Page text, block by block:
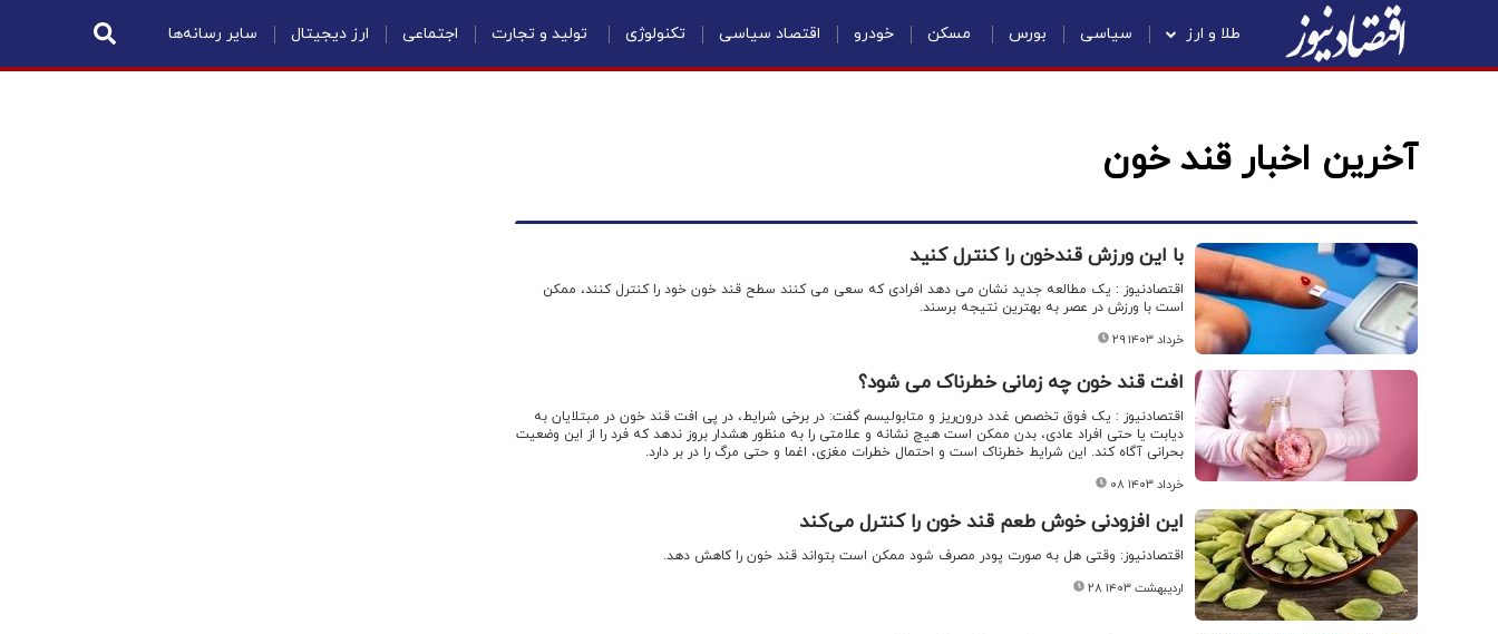
طلا و ارز سیاسی بورس مسکن خودرو اقتصاد سیاسی تکنولوژی تولید و تجارت اجتماعی ارز دیجیتال سایر رسانه‌ها
آخرین اخبار قند خون
با این ورزش قندخون را کنترل کنید
اقتصادنیوز : یک مطالعه جدید نشان می دهد افرادی که سعی می کنند سطح قند خون خود را کنترل کنند، ممکن
است با ورزش در عصر به بهترین نتیجه برسند.
۲۹ خرداد ۱۴۰۳
افت قند خون چه زمانی خطرناک می شود؟
اقتصادنیوز : یک فوق تخصص غدد درون‌ریز و متابولیسم گفت: در برخی شرایط، در پی افت قند خون در مبتلایان به
دیابت یا حتی افراد عادی، بدن ممکن است هیچ نشانه و علامتی را به منظور هشدار بروز ندهد که فرد را از این وضعیت
بحرانی آگاه کند. این شرایط خطرناک است و احتمال خطرات مغزی، اغما و حتی مرگ را در بر دارد.
۰۸ خرداد ۱۴۰۳
این افزودنی خوش طعم قند خون را کنترل می‌کند
اقتصادنیوز: وقتی هل به صورت پودر مصرف شود ممکن است بتواند قند خون را کاهش دهد.
۲۸ اردیبهشت ۱۴۰۳